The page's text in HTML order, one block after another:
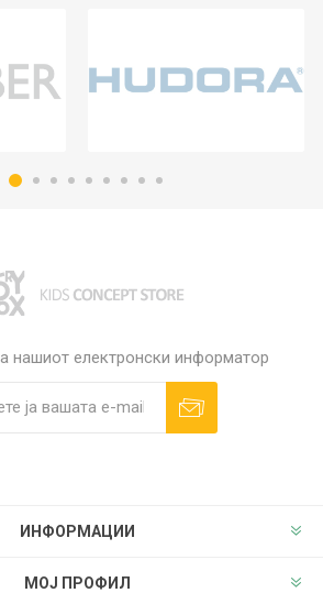
нашиот електронски информатор
ИНФОРМАЦИИ
МОЈ ПРОФИЛ